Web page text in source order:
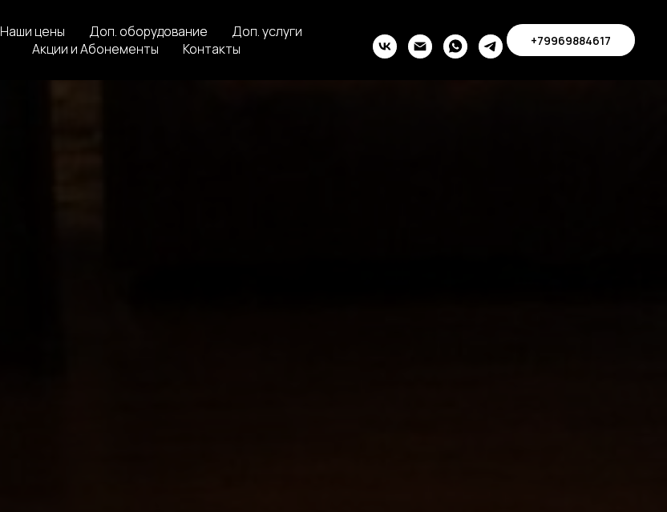
Наши цены Доп. оборудование
Доп. услуги
Акции и Абонементы
Контакты +79969884617
Наши цены Доп. оборудование
Доп. услуги
Акции и Абонементы
Контакты +79969884617